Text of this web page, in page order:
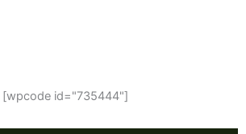
[wpcode id="735444"]